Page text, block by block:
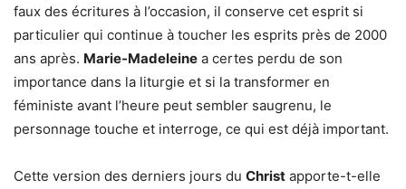
faux des écritures à l’occasion, il conserve cet esprit si
particulier qui continue à toucher les esprits près de 2000
ans après. Marie-Madeleine a certes perdu de son
importance dans la liturgie et si la transformer en
féministe avant l’heure peut sembler saugrenu, le
personnage touche et interroge, ce qui est déjà important.
Cette version des derniers jours du Christ apporte-t-elle